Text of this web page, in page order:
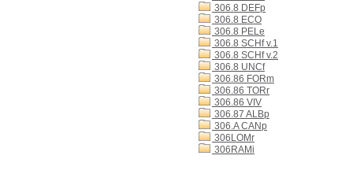
306.8 DEFp
306.8 ECO
306.8 PELe
306.8 SCHf v.1
306.8 SCHf v.2
306.8 UNCf
306.86 FORm
306.86 TORr
306.86 VIV
306.87 ALBp
306.A CANp
306LOMr
306RAMi